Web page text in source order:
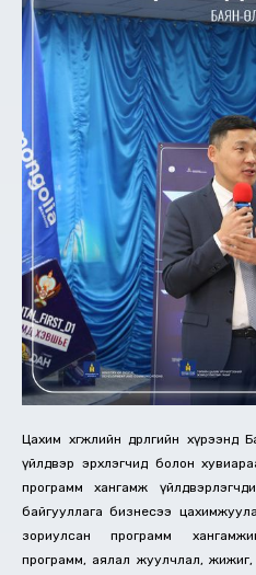
Цахим хөгжлийн өдөрлөгийн
үйлдвэр эрхлэгчид болон
программ хангамж
байгууллага бизнесээ
зориулсан программ
программ, аялал жуулчлал, жижиг,